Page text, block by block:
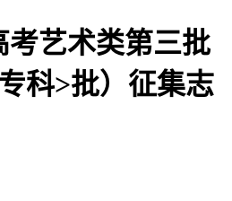
考艺术类第三批
科>批）征集志